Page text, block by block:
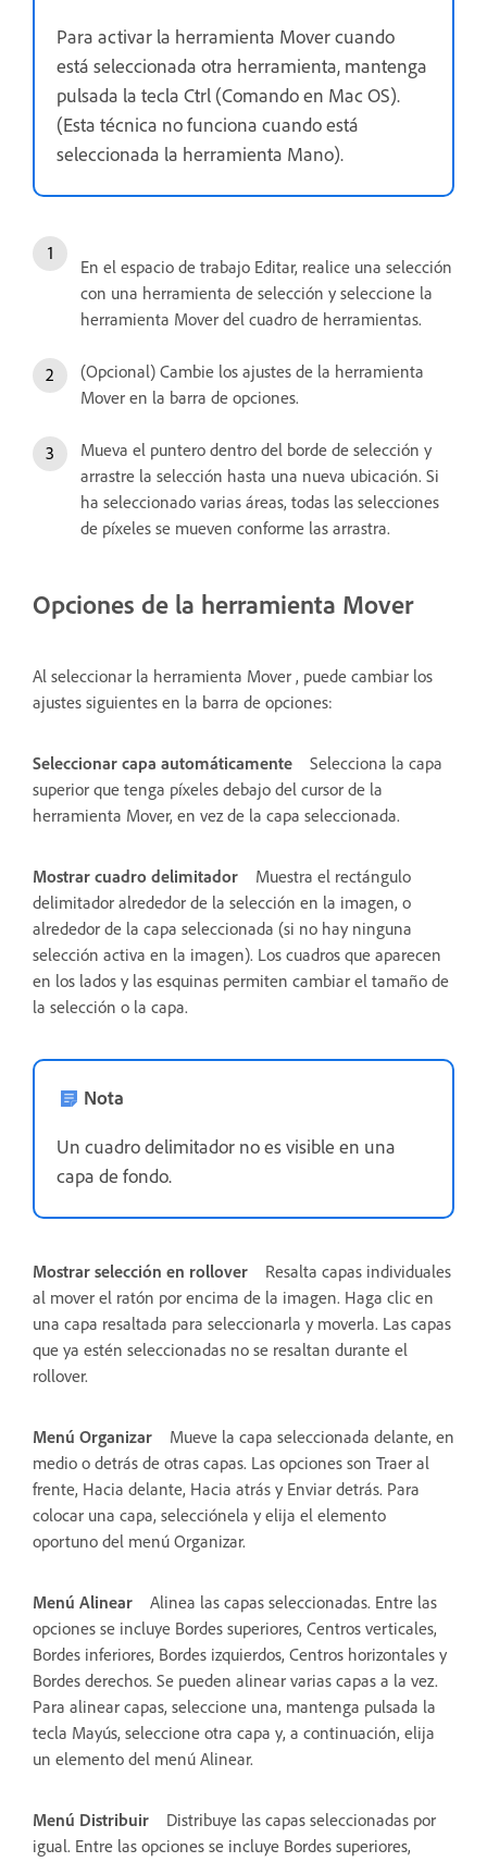
Para activar la herramienta Mover cuando
está seleccionada otra herramienta, mantenga
pulsada la tecla Ctrl (Comando en Mac OS).
(Esta técnica no funciona cuando está
seleccionada la herramienta Mano).
En el espacio de trabajo Editar, realice una selección
con una herramienta de selección y seleccione la
herramienta Mover del cuadro de herramientas.
(Opcional) Cambie los ajustes de la herramienta
Mover en la barra de opciones.
Mueva el puntero dentro del borde de selección y
arrastre la selección hasta una nueva ubicación. Si
ha seleccionado varias áreas, todas las selecciones
de píxeles se mueven conforme las arrastra.
Opciones de la herramienta Mover
Al seleccionar la herramienta Mover , puede cambiar los
ajustes siguientes en la barra de opciones:
Seleccionar capa automáticamente
Selecciona la capa
superior que tenga píxeles debajo del cursor de la
herramienta Mover, en vez de la capa seleccionada.
Mostrar cuadro delimitador
Muestra el rectángulo
delimitador alrededor de la selección en la imagen, o
alrededor de la capa seleccionada (si no hay ninguna
selección activa en la imagen). Los cuadros que aparecen
en los lados y las esquinas permiten cambiar el tamaño de
la selección o la capa.
Nota
Un cuadro delimitador no es visible en una
capa de fondo.
Mostrar selección en rollover
Resalta capas individuales
al mover el ratón por encima de la imagen. Haga clic en
una capa resaltada para seleccionarla y moverla. Las capas
que ya estén seleccionadas no se resaltan durante el
rollover.
Menú Organizar
Mueve la capa seleccionada delante, en
medio o detrás de otras capas. Las opciones son Traer al
frente, Hacia delante, Hacia atrás y Enviar detrás. Para
colocar una capa, selecciónela y elija el elemento
oportuno del menú Organizar.
Menú Alinear
Alinea las capas seleccionadas. Entre las
opciones se incluye Bordes superiores, Centros verticales,
Bordes inferiores, Bordes izquierdos, Centros horizontales y
Bordes derechos. Se pueden alinear varias capas a la vez.
Para alinear capas, seleccione una, mantenga pulsada la
tecla Mayús, seleccione otra capa y, a continuación, elija
un elemento del menú Alinear.
Menú Distribuir
Distribuye las capas seleccionadas por
igual. Entre las opciones se incluye Bordes superiores,